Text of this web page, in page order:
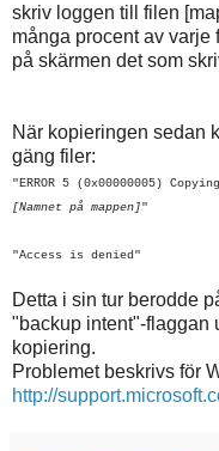
skriv loggen till filen
många procent av varje
på skärmen det som
När kopieringen sedan
gäng filer:
"ERROR 5 (0x00000005)
[Namnet på mappen]"
"Access is denied"
Detta i sin tur berodde
"backup intent"-flaggan
kopiering.
Problemet beskrivs för
http://